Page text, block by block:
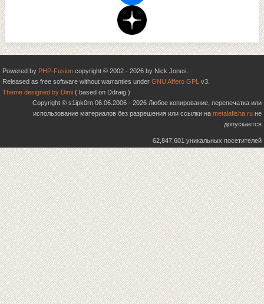
Powered by PHP-Fusion copyright © 2002 - 2026 by Nick Jones.
Released as free software without warranties under GNU Affero GPL v3.
Theme designed by Dimi ( based on Ddraig )
Copyright © s1ipk0rn 06.06.2006 - 2026 Любое копирование, перепечатка или
использование материалов без разрешения или ссылки на metalafisha.ru не
допускается
62,847,601 уникальных посетителей